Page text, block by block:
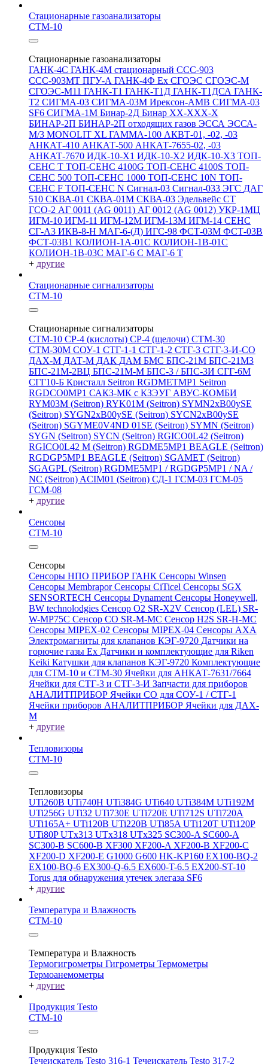
Стационарные газоанализаторы
СТМ-10
Стационарные газоанализаторы
ГАНК-4С ГАНК-4М стационарный ССС-903
ССС-903МТ ПГУ-А ГАНК-4Ф Ex СГОЭС СГОЭС-М
СГОЭС-М11 ГАНК-Т1 ГАНК-Т1Д ГАНК-Т1ДСА ГАНК-
Т2 СИГМА-03 СИГМА-03М Ирексон-АМВ СИГМА-03
SF6 СИГМА-1М Бинар-2Д Бинар ХХ-ХХХ-Х
БИНАР-2П БИНАР-2П отходящих газов ЭССА ЭССА-
М/3 MONOLIT XL ГАММА-100 АКВТ-01, -02, -03
АНКАТ-410 АНКАТ-500 АНКАТ-7655-02, -03
АНКАТ-7670 ИДК-10-Х1 ИДК-10-Х2 ИДК-10-Х3 ТОП-
СЕНС Т ТОП-СЕНС 4100G ТОП-СЕНС 4100S ТОП-
СЕНС 500 ТОП-СЕНС 1000 ТОП-СЕНС 10N ТОП-
СЕНС F ТОП-СЕНС N Сигнал-03 Сигнал-033 ЭГС ДАГ
510 СКВА-01 СКВА-01М СКВА-03 Эдельвейс СТ
ГСО-2 АГ 0011 (AG 0011) АГ 0012 (AG 0012) УКР-1МЦ
ИГМ-10 ИГМ-11 ИГМ-12М ИГМ-13М ИГМ-14 СЕНС
СГ-А3 ИКВ-8-Н МАГ-6-(Д) ИГС-98 ФСТ-03М ФСТ-03В
ФСТ-03В1 КОЛИОН-1А-01С КОЛИОН-1В-01С
КОЛИОН-1В-03С МАГ-6 С МАГ-6 Т
+ другие
Стационарные сигнализаторы
СТМ-10
Стационарные сигнализаторы
СТМ-10 СР-4 (кислоты) СР-4 (щелочи) СТМ-30
СТМ-30М СОУ-1 СТГ-1-1 СТГ-1-2 СТГ-3 СТГ-3-И-CO
ДАХ-М ДАТ-М ДАК ДАМ БМС БПС-21М БПС-21М3
БПС-21М-2ВЦ БПС-21М-М БПС-3 / БПС-3И СГГ-6М
СГГ10-Б Кристалл Seitron RGDMETMP1 Seitron
RGDCO0MP1 САКЗ-МК с КЗЭУГ АВУС-КОМБИ
RYM03M (Seitron) RYK01M (Seitron) SYMN2хB00ySE
(Seitron) SYGN2xB00ySE (Seitron) SYCN2xB00ySE
(Seitron) SGYME0V4ND 01SE (Seitron) SYMN (Seitron)
SYGN (Seitron) SYCN (Seitron) RGICO0L42 (Seitron)
RGICO0L42 M (Seitron) RGDME5MP1 BEAGLE (Seitron)
RGDGP5MP1 BEAGLE (Seitron) SGAMET (Seitron)
SGAGPL (Seitron) RGDME5MP1 / RGDGP5MP1 / NA /
NC (Seitron) ACIM01 (Seitron) СД-1 ГСМ-03 ГСМ-05
ГСМ-08
+ другие
Сенсоры
СТМ-10
Сенсоры
Сенсоры НПО ПРИБОР ГАНК Сенсоры Winsen
Сенсоры MembraporСенсоры CiTicel Сенсоры SGX
SENSORTECH Сенсоры Dynament Сенсоры Honeywell,
BW technolodgies Сенсор O2 SR-X2V Сенсор (LEL) SR-
W-MP75C Сенсор CO SR-M-MC Сенсор H2S SR-H-MC
Сенсоры MIPEX-02 Сенсоры MIPEX-04 Сенсоры АХА
Электромагниты для клапанов КЭГ-9720 Датчики на
горючие газы Ex Датчики и комплектующие для Riken
Keiki Катушки для клапанов КЭГ-9720 Комплектующие
для СТМ-10 и СТМ-30 Ячейки для АНКАТ-7631/7664
Ячейки для СТГ-3 и СТГ-3-И Запчасти для приборов
АНАЛИТПРИБОР Ячейки CO для СОУ-1 / СТГ-1
Ячейки приборов АНАЛИТПРИБОР Ячейки для ДАХ-
М
+ другие
Тепловизоры
СТМ-10
Тепловизоры
UTi260В UTi740H UTi384G UTi640 UTi384M UTi192M
UTi256G UTi32 UTi730E UTi720E UTi712S UTi720A
UTi165A+ UTi120B UTi220B UTi85A UTi120T UTi120P
UTi80PUTx313 UTx318 UTx325 SC300-A SC600-A
SC300-B SC600-B XF300 XF200-A XF200-B XF200-C
XF200-D XF200-E G1000 G600 HK-KP160 EX100-BQ-2
EX100-BQ-6 EX300-Q-6.5 EX600-T-6.5 EX200-ST-10
Torus для обнаружения утечек элегаза SF6
+ другие
Температура и Влажность
СТМ-10
Температура и Влажность
Термогигрометры Гигрометры Термометры
Термоанемометры
+ другие
Продукция Testo
СТМ-10
Продукция Testo
Течеискатель Testo 316-1 Течеискатель Testo 317-2